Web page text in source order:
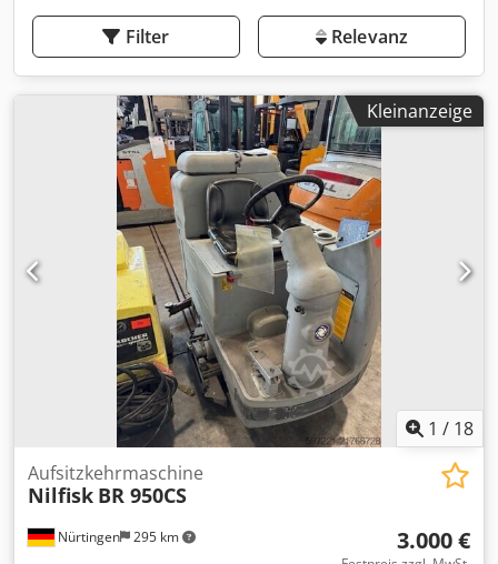
Filter Relevanz
Kleinanzeige
1 / 18
Nürtingen 295 km
Aufsitzkehrmaschine
Nilfisk BR 950CS
3.000 €